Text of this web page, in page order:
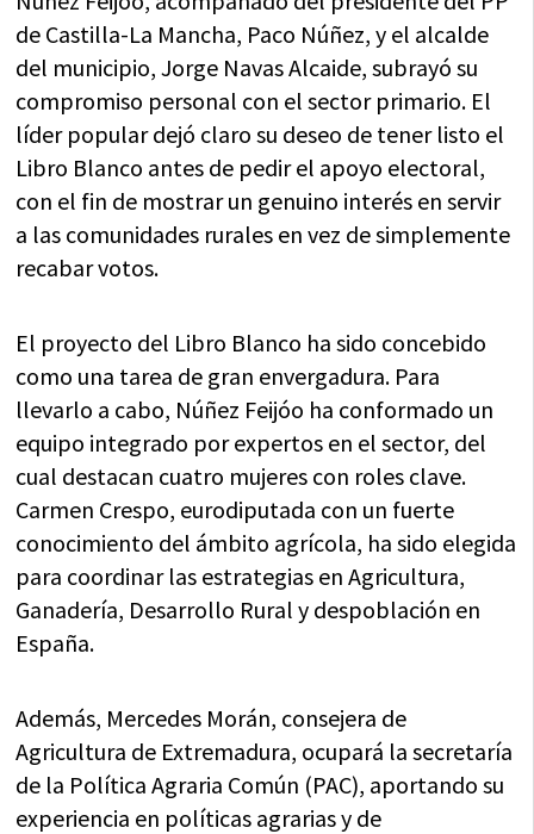
de Castilla-La Mancha, Paco Núñez, y el alcalde
del municipio, Jorge Navas Alcaide, subrayó su
compromiso personal con el sector primario. El
líder popular dejó claro su deseo de tener listo el
Libro Blanco antes de pedir el apoyo electoral,
con el fin de mostrar un genuino interés en servir
a las comunidades rurales en vez de simplemente
recabar votos.
El proyecto del Libro Blanco ha sido concebido
como una tarea de gran envergadura. Para
llevarlo a cabo, Núñez Feijóo ha conformado un
equipo integrado por expertos en el sector, del
cual destacan cuatro mujeres con roles clave.
Carmen Crespo, eurodiputada con un fuerte
conocimiento del ámbito agrícola, ha sido elegida
para coordinar las estrategias en Agricultura,
Ganadería, Desarrollo Rural y despoblación en
España.
Además, Mercedes Morán, consejera de
Agricultura de Extremadura, ocupará la secretaría
de la Política Agraria Común (PAC), aportando su
experiencia en políticas agrarias y de